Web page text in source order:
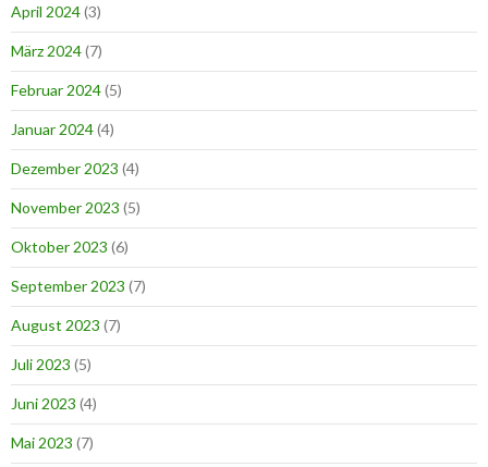
April 2024(3)
März 2024(7)
Februar 2024(5)
Januar 2024(4)
Dezember 2023 (4)
November 2023 (5)
Oktober 2023 (6)
September 2023 (7)
August 2023 (7)
Juli 2023 (5)
Juni 2023 (4)
Mai 2023 (7)